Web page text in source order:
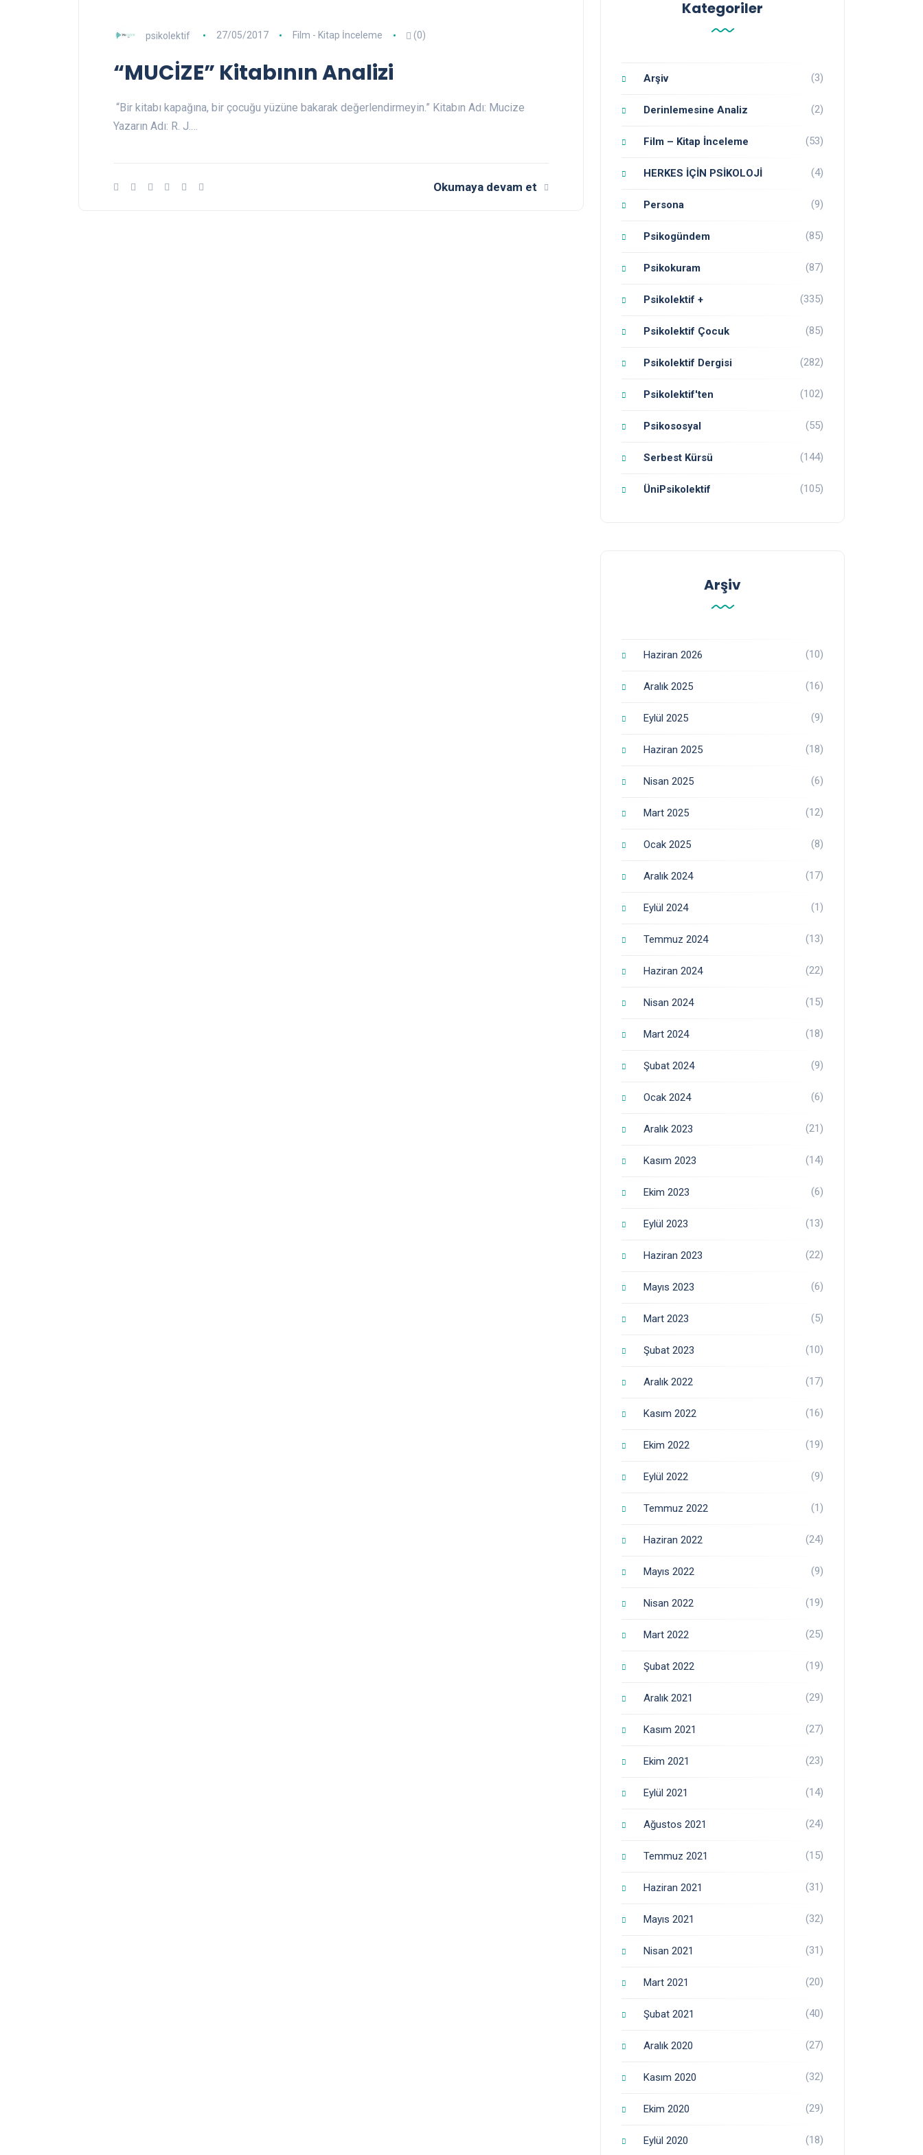
psikolektif 27/05/2017 Film - Kitap İnceleme (0)
“MUCİZE” Kitabının Analizi
“Bir kitabı kapağına, bir çocuğu yüzüne bakarak değerlendirmeyin.” Kitabın Adı: Mucize
Yazarın Adı: R. J.…
Okumaya devam et
Kategoriler
Arşiv (3)
Derinlemesine Analiz (2)
Film – Kitap İnceleme (53)
HERKES İÇİN PSİKOLOJİ (4)
Persona (9)
Psikogündem (85)
Psikokuram (87)
Psikolektif + (335)
Psikolektif Çocuk (85)
Psikolektif Dergisi (282)
Psikolektif'ten (102)
Psikososyal (55)
Serbest Kürsü (144)
ÜniPsikolektif (105)
Arşiv
Haziran 2026 (10)
Aralık 2025 (16)
Eylül 2025 (9)
Haziran 2025 (18)
Nisan 2025 (6)
Mart 2025 (12)
Ocak 2025 (8)
Aralık 2024 (17)
Eylül 2024 (1)
Temmuz 2024 (13)
Haziran 2024 (22)
Nisan 2024 (15)
Mart 2024 (18)
Şubat 2024 (9)
Ocak 2024 (6)
Aralık 2023 (21)
Kasım 2023 (14)
Ekim 2023 (6)
Eylül 2023 (13)
Haziran 2023 (22)
Mayıs 2023 (6)
Mart 2023 (5)
Şubat 2023 (10)
Aralık 2022 (17)
Kasım 2022 (16)
Ekim 2022 (19)
Eylül 2022 (9)
Temmuz 2022 (1)
Haziran 2022 (24)
Mayıs 2022 (9)
Nisan 2022 (19)
Mart 2022 (25)
Şubat 2022 (19)
Aralık 2021 (29)
Kasım 2021 (27)
Ekim 2021 (23)
Eylül 2021 (14)
Ağustos 2021 (24)
Temmuz 2021 (15)
Haziran 2021 (31)
Mayıs 2021 (32)
Nisan 2021 (31)
Mart 2021 (20)
Şubat 2021 (40)
Aralık 2020 (27)
Kasım 2020 (32)
Ekim 2020 (29)
Eylül 2020 (18)